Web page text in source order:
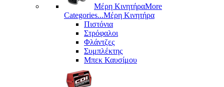
Μέρη KινητήραMore
Categories...Μέρη Kινητήρα
Πιστόνια
Στρόφαλοι
Φλάντζες
Συμπλέκτης
Μπεκ Καυσίμου